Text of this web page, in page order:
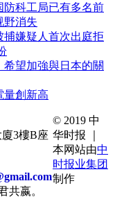
防科工局已有多名前
野消失
捕嫌疑人首次出庭拒
望加強與日本的關
量創新高
3樓B座
共嬴。
© 2019 中
华时报 ｜
本网站由中
时报业集团
制作